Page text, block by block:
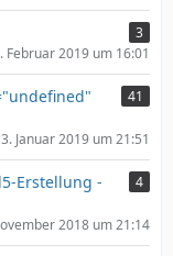
3
Februar 2019 um 16:01
41
Januar 2019 um 21:51
Erstellung -
4
2018 um 21:14